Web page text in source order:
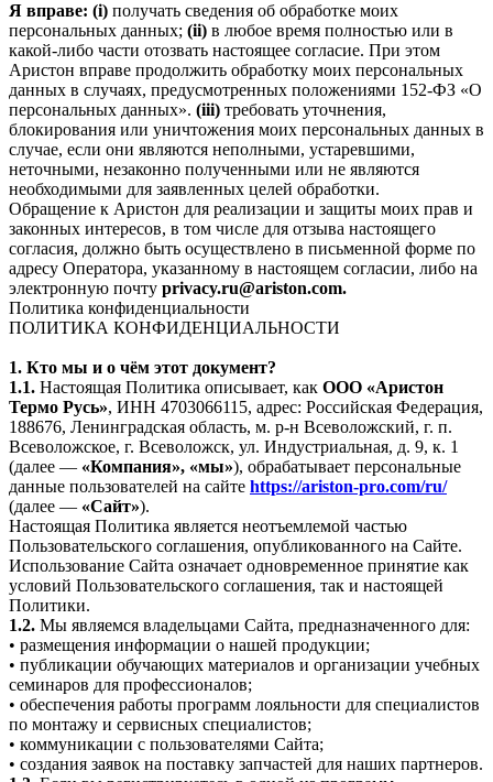
Я вправе: (i) получать сведения об обработке моих
персональных данных; (ii) в любое время полностью или в
какой-либо части отозвать настоящее согласие. При этом
Аристон вправе продолжить обработку моих персональных
данных в случаях, предусмотренных положениями 152-ФЗ «О
персональных данных». (iii) требовать уточнения,
блокирования или уничтожения моих персональных данных в
случае, если они являются неполными, устаревшими,
неточными, незаконно полученными или не являются
необходимыми для заявленных целей обработки.
Обращение к Аристон для реализации и защиты моих прав и
законных интересов, в том числе для отзыва настоящего
согласия, должно быть осуществлено в письменной форме по
адресу Оператора, указанному в настоящем согласии, либо на
электронную почту privacy.ru@ariston.com.
Политика конфиденциальности
ПОЛИТИКА КОНФИДЕНЦИАЛЬНОСТИ
1. Кто мы и о чём этот документ?
1.1. Настоящая Политика описывает, как ООО «Аристон
Термо Русь», ИНН 4703066115, адрес: Российская Федерация,
188676, Ленинградская область, м. р-н Всеволожский, г. п.
Всеволожское, г. Всеволожск, ул. Индустриальная, д. 9, к. 1
(далее — «Компания», «мы»), обрабатывает персональные
данные пользователей на сайте https://ariston-pro.com/ru/
(далее — «Сайт»).
Настоящая Политика является неотъемлемой частью
Пользовательского соглашения, опубликованного на Сайте.
Использование Сайта означает одновременное принятие как
условий Пользовательского соглашения, так и настоящей
Политики.
1.2. Мы являемся владельцами Сайта, предназначенного для:
• размещения информации о нашей продукции;
• публикации обучающих материалов и организации учебных
семинаров для профессионалов;
• обеспечения работы программ лояльности для специалистов
по монтажу и сервисных специалистов;
• коммуникации с пользователями Сайта;
• создания заявок на поставку запчастей для наших партнеров.